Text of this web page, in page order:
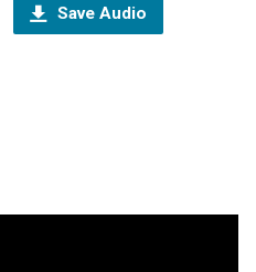
Save Audio